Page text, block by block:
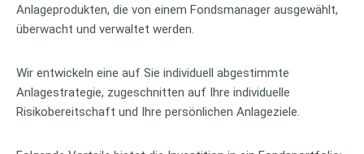
Anlageprodukten, die von einem Fondsmanager ausgewählt,
überwacht und verwaltet werden.
Wir entwickeln eine auf Sie individuell abgestimmte
Anlagestrategie, zugeschnitten auf Ihre individuelle
Risikobereitschaft und Ihre persönlichen Anlageziele.